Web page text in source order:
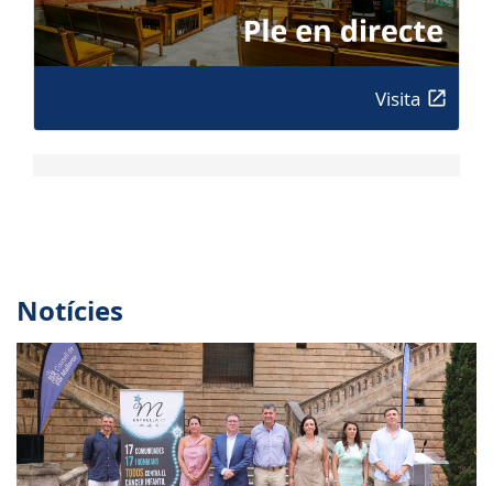
Visita
Notícies